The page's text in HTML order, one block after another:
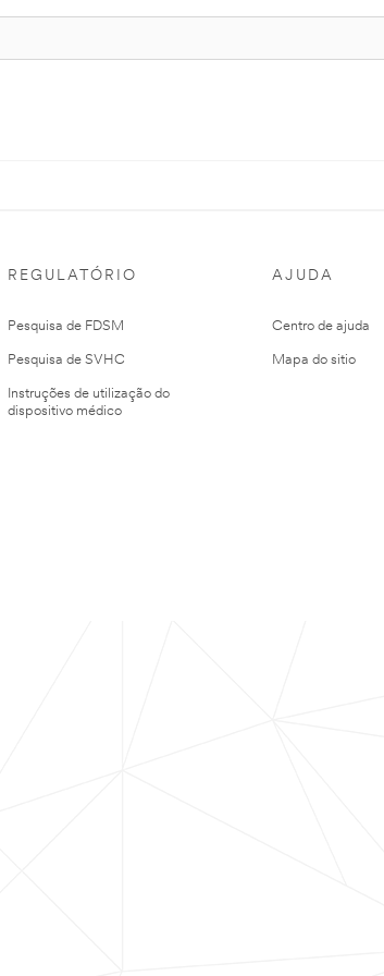
REGULATÓRIO
Pesquisa de FDSM
Pesquisa de SVHC
Instruções de utilização do
dispositivo médico
AJUDA
Centro de ajuda
Mapa do sitio